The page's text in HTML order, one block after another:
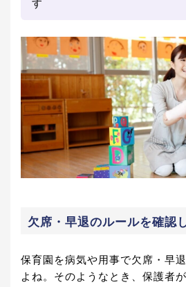
す
欠席・早退のルールを確認
保育園を病気や用事で欠席・早
よね。そのようなとき、保護者